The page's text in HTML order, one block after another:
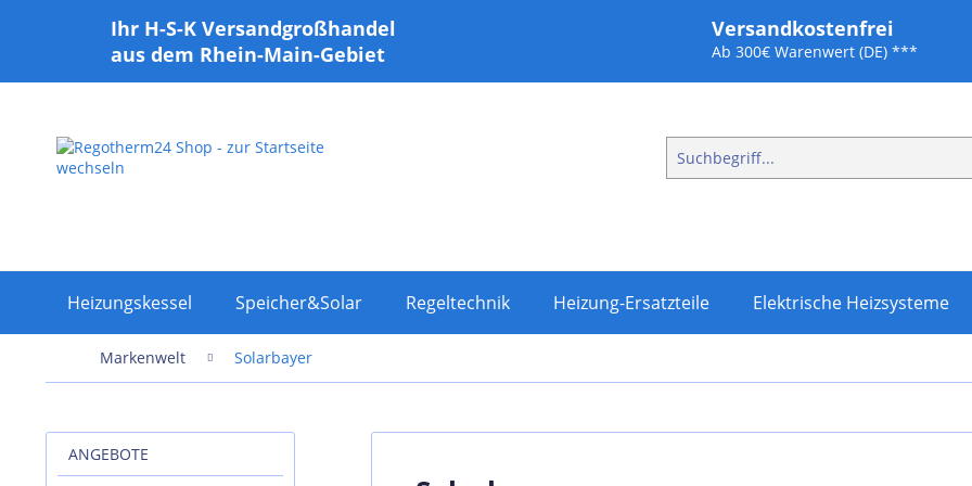
Ihr H-S-K Versandgroßhandel
aus dem Rhein-Main-Gebiet
Versandkostenfrei
Ab 300€ Warenwert (DE) ***
Heizungskessel Speicher&Solar Regeltechnik Heizung-Ersatzteile Elektrische Heizsysteme
Markenwelt Solarbayer
ANGEBOTE